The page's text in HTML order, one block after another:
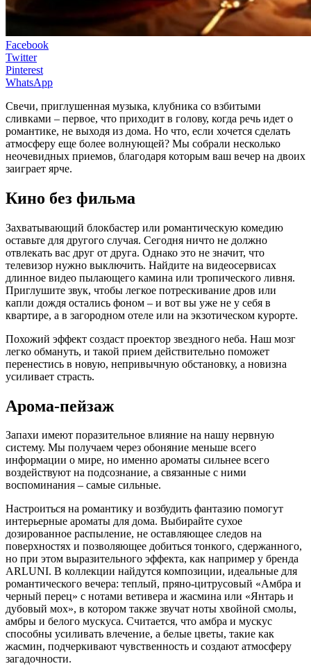
Facebook
Twitter
Pinterest
WhatsApp
Свечи, приглушенная музыка, клубника со взбитыми
сливками – первое, что приходит в голову, когда речь идет о
романтике, не выходя из дома. Но что, если хочется сделать
атмосферу еще более волнующей? Мы собрали несколько
неочевидных приемов, благодаря которым ваш вечер на двоих
заиграет ярче.
Кино без фильма
Захватывающий блокбастер или романтическую комедию
оставьте для другого случая. Сегодня ничто не должно
отвлекать вас друг от друга. Однако это не значит, что
телевизор нужно выключить. Найдите на видеосервисах
длинное видео пылающего камина или тропического ливня.
Приглушите звук, чтобы легкое потрескивание дров или
капли дождя остались фоном – и вот вы уже не у себя в
квартире, а в загородном отеле или на экзотическом курорте.
Похожий эффект создаст проектор звездного неба. Наш мозг
легко обмануть, и такой прием действительно поможет
перенестись в новую, непривычную обстановку, а новизна
усиливает страсть.
Арома-пейзаж
Запахи имеют поразительное влияние на нашу нервную
систему. Мы получаем через обоняние меньше всего
информации о мире, но именно ароматы сильнее всего
воздействуют на подсознание, а связанные с ними
воспоминания – самые сильные.
Настроиться на романтику и возбудить фантазию помогут
интерьерные ароматы для дома. Выбирайте сухое
дозированное распыление, не оставляющее следов на
поверхностях и позволяющее добиться тонкого, сдержанного,
но при этом выразительного эффекта, как например у бренда
ARLUNI. В коллекции найдутся композиции, идеальные для
романтического вечера: теплый, пряно-цитрусовый «Амбра и
черный перец» с нотами ветивера и жасмина или «Янтарь и
дубовый мох», в котором также звучат ноты хвойной смолы,
амбры и белого мускуса. Считается, что амбра и мускус
способны усиливать влечение, а белые цветы, такие как
жасмин, подчеркивают чувственность и создают атмосферу
загадочности.